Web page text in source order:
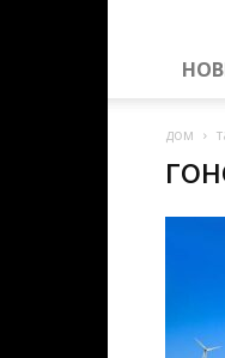
дом